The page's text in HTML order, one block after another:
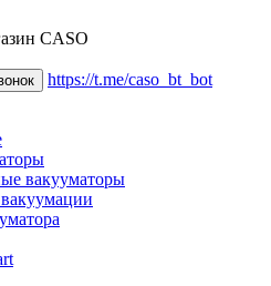
CASO
https://t.me/caso_bt_bot
вакууматоры